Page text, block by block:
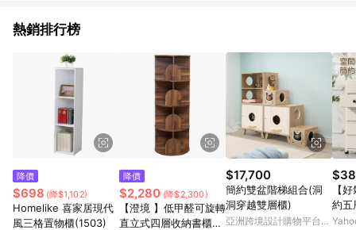
熱銷排行榜
降價
$698 (降$1,102)
Homelike 喜家居現代
風三格置物櫃(1503)
降價
$2,280 (降$2,300)
【澄境 】低甲醛可旋轉
直立式四層收納書櫃集
$17,700
簡約雙盆階梯組合(洞
洞穿越雙層櫃)
亞洲跨境設計購物平台
【
約五